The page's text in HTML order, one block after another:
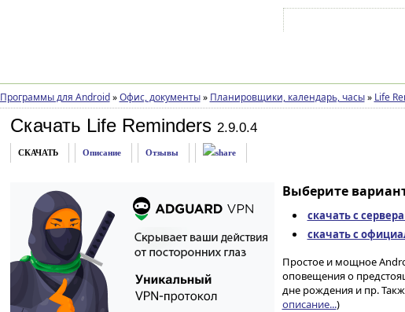
Программы для Android » Офис, документы » Планировщики, календарь, часы » Life
Скачать Life Reminders 2.9.0.4
СКАЧАТЬ Описание Отзывы
Выберите
скачать с
скачать с
Простое и мощное
оповещения о
дне рождения и пр.
описание...)